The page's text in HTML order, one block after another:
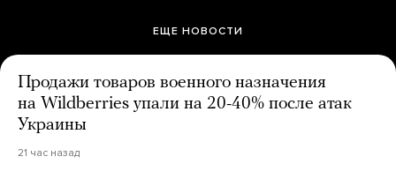
ЕЩЕ НОВОСТИ
Продажи товаров военного назначения
на Wildberries упали на 20-40% после атак
Украины
21 час назад